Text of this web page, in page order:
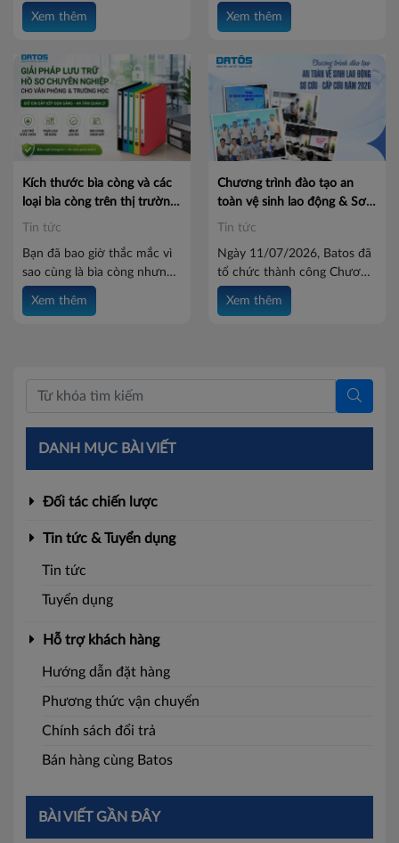
hay nhu cầu sử dụng cá
nhân, nhiều người thường
là gì? Có những loại nào và
nên chọn sản phẩm nào phù
hợp? Cùng Batos khám phá
các loại kim bấm số 10 phổ
biến và những tiêu chí giúp
bạn lựa chọn sản phẩm phù
hợp trong bài viết dưới đây.
Xem thêm
lựa chọn để giữ quần áo
luôn thơm mát và tạo cảm
nhiên, để hương thơm lưu
lâu, bảo vệ chất liệu vải và
sử dụng an toàn, bạn cần
biết cách dùng đúng. Hãy
cùng Batos tìm hiểu cách xịt
thơm quần áo hiệu quả và
những công dụng nổi bật
của sản phẩm trong bài viết
Xem thêm
Kích thước bìa còng và các
loại bìa còng trên thị trường
hiện nay
Tin tức
Bạn đã bao giờ thắc mắc vì
sao cùng là bìa còng nhưng
lại có nhiều kích thước và độ
rộng gáy khác nhau? Việc
Cùng Batos khám phá các
còng phổ biến trên thị
trường trong bài viết dưới
Xem thêm
Chương trình đào tạo an
toàn vệ sinh lao động & Sơ
cứu - Cấp cứu năm 2026 tại
Tin tức
Ngày 11/07/2026, Batos đã
tổ chức thành công Chương
trình Đào tạo An toàn vệ
sinh lao động & Sơ cứu –
công ty triển khai định kỳ
nhằm nâng cao nhận thức
Xem thêm
DANH MỤC BÀI VIẾT
Đối tác chiến lược
Tin tức & Tuyển dụng
Tin tức
Tuyển dụng
Hỗ trợ khách hàng
Hướng dẫn đặt hàng
Phương thức vận chuyển
Chính sách đổi trả
Bán hàng cùng Batos
BÀI VIẾT GẦN ĐÂY